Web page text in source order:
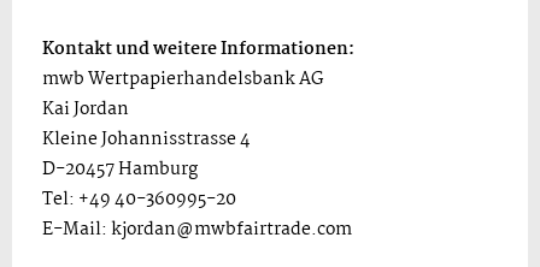
Kontakt und weitere Informationen:
mwb Wertpapierhandelsbank AG
Kai Jordan
Kleine Johannisstrasse 4
D-20457 Hamburg
Tel: +49 40-360995-20
E-Mail: kjordan@mwbfairtrade.com